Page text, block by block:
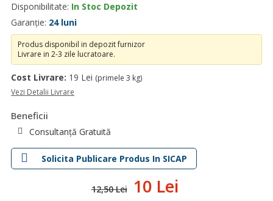
Disponibilitate: In Stoc Depozit
Garanție: 24 luni
Produs disponibil in depozit furnizor
Livrare in 2-3 zile lucratoare.
Cost Livrare: 19 Lei (primele 3 kg)
Vezi Detalii Livrare
Beneficii
Consultanță Gratuită
Solicita Publicare Produs In SICAP
12,50 Lei 10 Lei